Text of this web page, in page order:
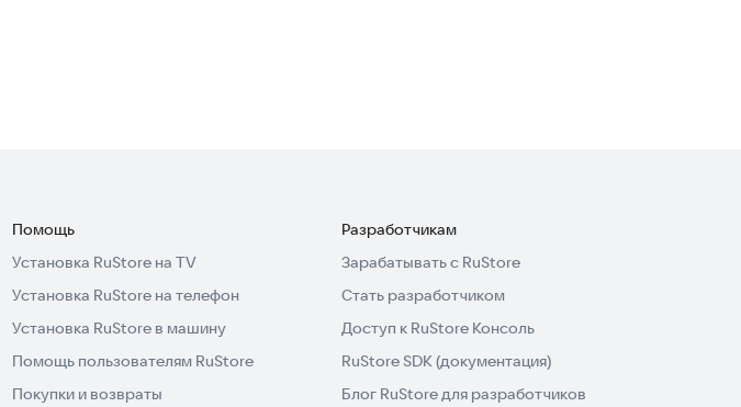
Помощь
Установка RuStore на TV
Установка RuStore на телефон
Установка RuStore в машину
Помощь пользователям RuStore
Покупки и возвраты
Разработчикам
Зарабатывать с RuStore
Стать разработчиком
Доступ к RuStore Консоль
RuStore SDK (документация)
Блог RuStore для разработчиков